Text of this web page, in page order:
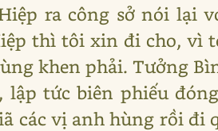
ra công sở nói lại
thì tôi xin đi cho, vì
khen phải. Tưởng
tức biên phiếu
các vị anh hùng rồi đi